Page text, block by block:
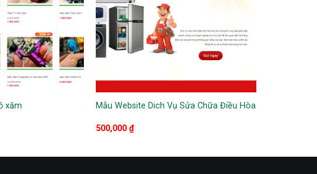
xăm Mẫu Website Dich Vụ Sửa Chữa Điều Hòa
500,000 ₫